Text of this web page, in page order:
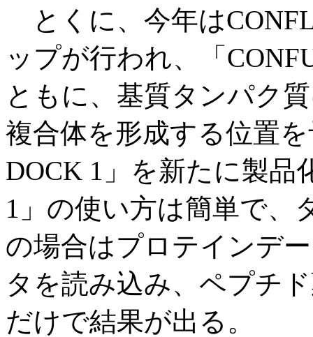
とくに、今年は
ップが行われ、「
ともに、基質タンパク
複合体を形成する位置
DOCK 1」を新たに製品
1」の使い方は簡単で、
の場合はプロテインデ
タを読み込み、ペプチ
だけで結果が出る。